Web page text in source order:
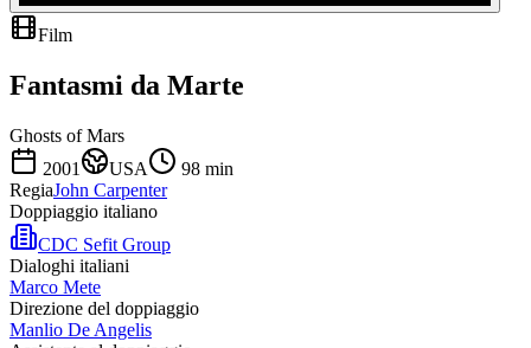
Film
Fantasmi da Marte
Ghosts of Mars
2001
USA 98 min
RegiaJohn Carpenter
Doppiaggio italiano
CDC Sefit Group
Dialoghi italiani
Marco Mete
Direzione del doppiaggio
Manlio De Angelis